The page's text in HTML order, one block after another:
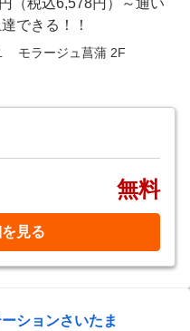
（税込6,578円）～通い
できる！！
モラージュ菖蒲 2F
無料
見る
ションさいたま